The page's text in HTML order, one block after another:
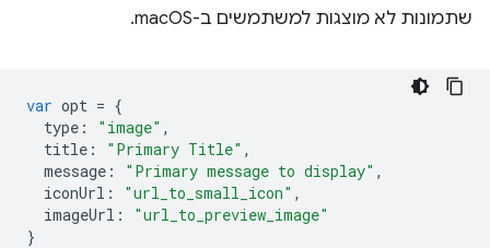
שתמונות לא מוצגות למשתמשים ב-macOS.
var opt = {
type : "image" ,
title : "Primary Title" ,
message : "Primary message to display" ,
iconUrl : "url_to_small_icon" ,
imageUrl :
"url_to_preview_image"
}